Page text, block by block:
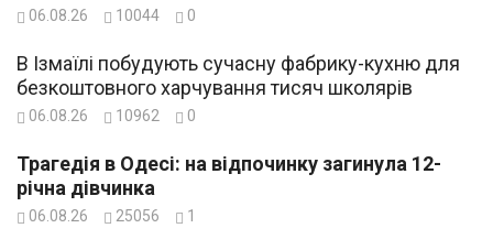
06.08.26 10044 0
В Ізмаїлі побудують сучасну фабрику-кухню для
безкоштовного харчування тисяч школярів
06.08.26 10962 0
Трагедія в Одесі: на відпочинку загинула 12-
річна дівчинка
06.08.26 25056 1